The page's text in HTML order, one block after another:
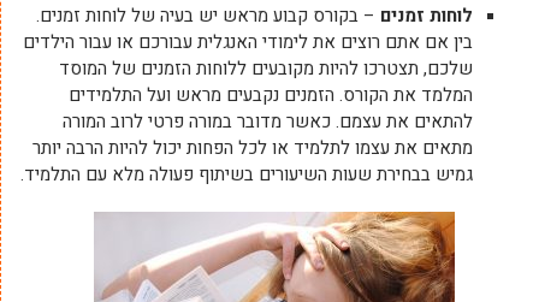
לוחות זמנים – בקורס קבוע מראש יש בעיה של לוחות זמנים.
בין אם אתם רוצים את לימודי האנגלית עבורכם או עבור הילדים
שלכם, תצטרכו להיות מקובעים ללוחות הזמנים של המוסד
המלמד את הקורס. הזמנים נקבעים מראש ועל התלמידים
להתאים את עצמם. כאשר מדובר במורה פרטי לרוב המורה
מתאים את עצמו לתלמיד או לכל הפחות יכול להיות הרבה יותר
גמיש בבחירת שעות השיעורים בשיתוף פעולה מלא עם התלמיד.